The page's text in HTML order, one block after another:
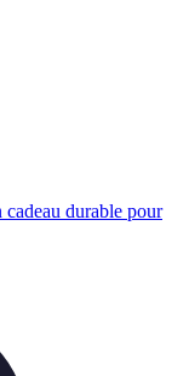
durable pour